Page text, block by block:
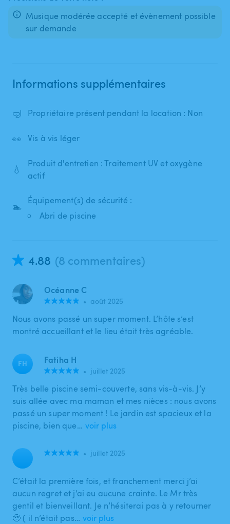
Musique modérée accepté et évènement possible
sur demande
Informations supplémentaires
🤿 Propriétaire présent pendant la location : Non
👀 Vis à vis léger
💧
Produit d'entretien : Traitement UV et oxygène
actif
🏊
Équipement(s) de sécurité :
Abri de piscine
4.88 (8 commentaires)
Océanne C
• août 2025
Nous avons passé un super moment. L’hôte s’est
montré accueillant et le lieu était très agréable.
FH Fatiha H
• juillet 2025
Très belle piscine semi-couverte, sans vis-à-vis. J’y
suis allée avec ma maman et mes nièces : nous avons
passé un super moment ! Le jardin est spacieux et la
piscine, bien que… voir plus
• juillet 2025
C’était la première fois, et franchement merci j’ai
aucun regret et j’ai eu aucune crainte. Le Mr très
gentil et bienveillant. Je n’hésiterai pas à y retourner
🥹 ( il n’était pas… voir plus